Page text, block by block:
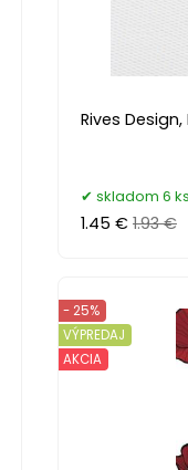
Rives
skladom 6 ks
1.45 € 1.93 €
- 25%
VÝPREDAJ
AKCIA